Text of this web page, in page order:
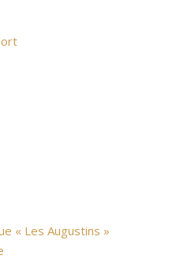
« Les Augustins »